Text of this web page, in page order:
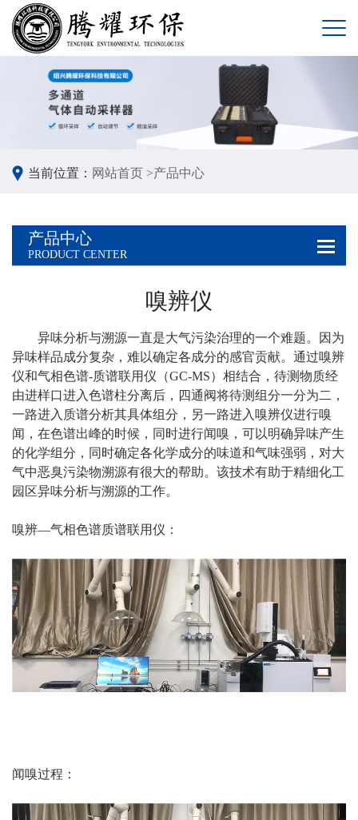
当前位置： 网站首页 >产品中心
产品中心
PRODUCT CENTER
嗅辨仪
异味分析与溯源一直是大气污染治理的一个难题。因为
异味样品成分复杂，难以确定各成分的感官贡献。通过嗅辨
仪和气相色谱-质谱联用仪（GC-MS）相结合，待测物质经
由进样口进入色谱柱分离后，四通阀将待测组分一分为二，
一路进入质谱分析其具体组分，另一路进入嗅辨仪进行嗅
闻，在色谱出峰的时候，同时进行闻嗅，可以明确异味产生
的化学组分，同时确定各化学成分的味道和气味强弱，对大
气中恶臭污染物溯源有很大的帮助。该技术有助于精细化工
园区异味分析与溯源的工作。
嗅辨—气相色谱质谱联用仪：
闻嗅过程：